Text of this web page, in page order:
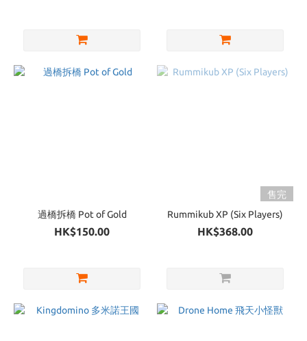
過橋拆橋 Pot of Gold
HK$150.00
售完
Rummikub XP (Six Players)
HK$368.00